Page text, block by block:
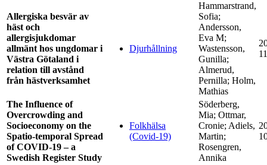
Allergiska besvär av
häst och
allergisjukdomar
allmänt hos ungdomar i
Västra Götaland i
relation till avstånd
från hästverksamhet
Djurhållning
Hammarstrand,
Sofia;
Andersson,
Eva M;
Wastensson,
Gunilla;
Almerud,
Pernilla; Holm,
Mathias
The Influence of
Overcrowding and
Socioeconomy on the
Spatio-temporal Spread
of COVID-19 – a
Swedish Register Study
Folkhälsa
(Covid-19)
Söderberg,
Mia; Ottmar,
Cronie; Adiels,
Martin;
Rosengren,
Annika